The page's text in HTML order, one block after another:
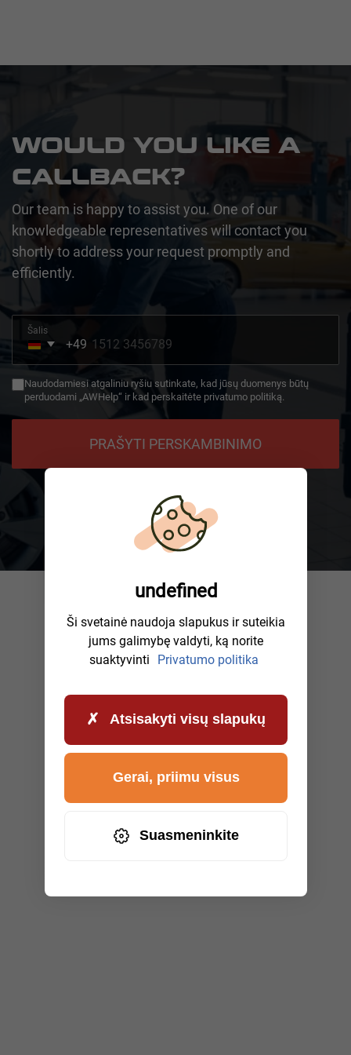
WOULD YOU LIKE A
CALLBACK?
Our team is happy to assist you. One of our
knowledgeable representatives will contact you
shortly to address your request promptly and
efficiently.
Šalis
Germany
+49
+49
Naudodamiesi atgaliniu ryšiu sutinkate, kad jūsų duomenys būtų
perduodami „AWHelp“ ir kad perskaitėte privatumo politiką.
PRAŠYTI PERSKAMBINIMO
undefined
Ši svetainė naudoja slapukus ir suteikia
jums galimybę valdyti, ką norite
suaktyvinti
Privatumo politika
Atsisakyti visų slapukų
Suasmeninkite
Gerai, priimu visus